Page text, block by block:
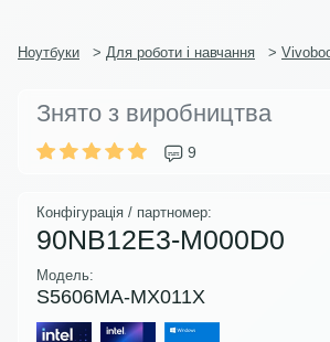
Ноутбуки > Для роботи і навчання >
Знято з виробництва
9
Конфігурація / партномер:
90NB12E3-M000D0
Модель:
S5606MA-MX011X